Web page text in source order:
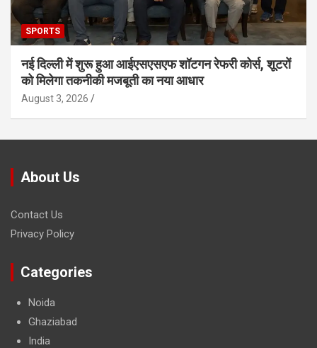
SPORTS
नई दिल्ली में शुरू हुआ आईएसएसएफ शॉटगन रेफरी कोर्स, शूटरों
को मिलेगा तकनीकी मजबूती का नया आधार
August 3, 2026
About Us
Contact Us
Privacy Policy
Categories
Noida
Ghaziabad
India